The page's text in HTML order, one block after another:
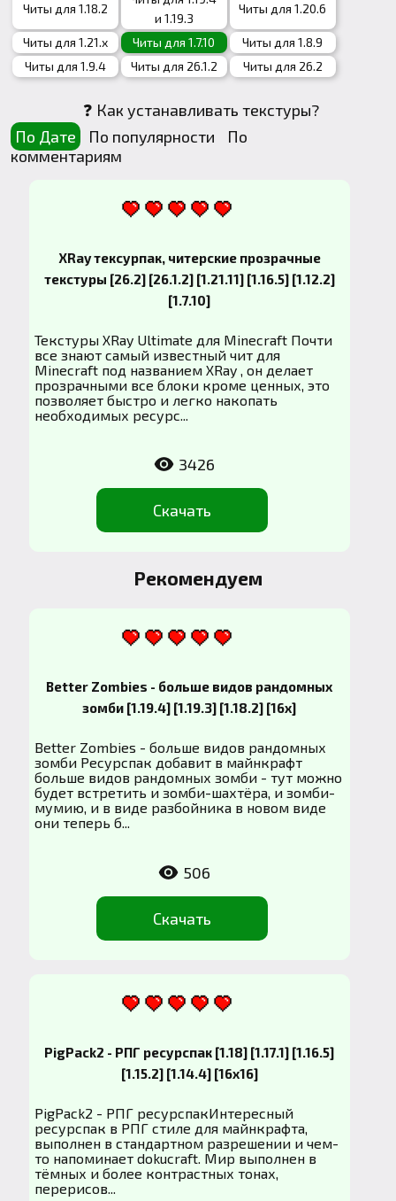
Читы для 1.18.2
и 1.19.3
Читы для 1.20.6
Читы для 1.21.x Читы для 1.7.10
Читы для 1.8.9
Читы для 1.9.4
Читы для 26.1.2 Читы для 26.2
❓ Как устанавливать текстуры?
По Дате
По популярности
По
комментариям
XRay тексурпак, читерские прозрачные
текстуры [26.2] [26.1.2] [1.21.11] [1.16.5] [1.12.2]
[1.7.10]
Текстуры XRay Ultimate для Minecraft Почти
все знают самый известный чит для
Minecraft под названием XRay , он делает
прозрачными все блоки кроме ценных, это
позволяет быстро и легко накопать
необходимых ресурс...
Скачать
3426
Рекомендуем
Better Zombies - больше видов рандомных
зомби [1.19.4] [1.19.3] [1.18.2] [16x]
Better Zombies - больше видов рандомных
зомби Ресурспак добавит в майнкрафт
больше видов рандомных зомби - тут можно
будет встретить и зомби-шахтёра, и зомби-
мумию, и в виде разбойника в новом виде
они теперь б...
Скачать
506
PigPack2 - РПГ ресурспак [1.18] [1.17.1] [1.16.5]
[1.15.2] [1.14.4] [16x16]
PigPack2 - РПГ ресурспакИнтересный
ресурспак в РПГ стиле для майнкрафта,
выполнен в стандартном разрешении и чем-
то напоминает dokucraft. Мир выполнен в
тёмных и более контрастных тонах,
перерисов...